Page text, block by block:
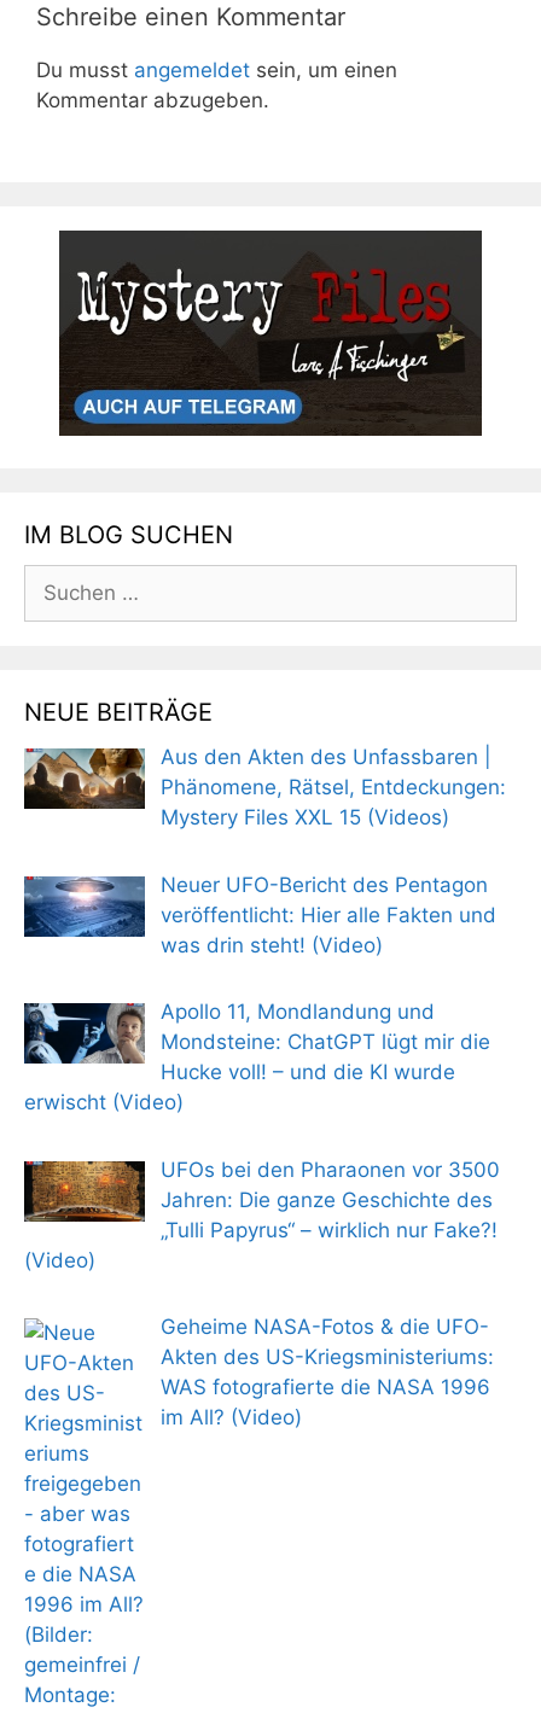
Schreibe einen Kommentar
Du musst angemeldet sein, um einen
Kommentar abzugeben.
IM BLOG SUCHEN
Suchen
nach:
NEUE BEITRÄGE
Aus den Akten des Unfassbaren |
Phänomene, Rätsel, Entdeckungen:
Mystery Files XXL 15 (Videos)
Neuer UFO-Bericht des Pentagon
veröffentlicht: Hier alle Fakten und
was drin steht! (Video)
Apollo 11, Mondlandung und
Mondsteine: ChatGPT lügt mir die
Hucke voll! – und die KI wurde
erwischt (Video)
UFOs bei den Pharaonen vor 3500
Jahren: Die ganze Geschichte des
„Tulli Papyrus“ – wirklich nur Fake?!
(Video)
Geheime NASA-Fotos & die UFO-
Akten des US-Kriegsministeriums:
WAS fotografierte die NASA 1996
im All? (Video)